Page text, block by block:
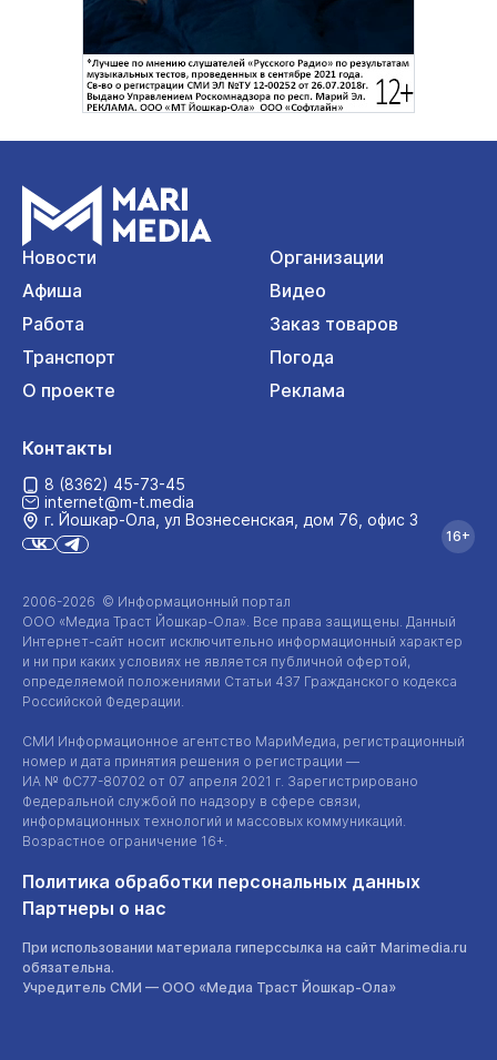
Новости
Организации
Афиша
Видео
Работа
Заказ товаров
Транспорт
Погода
О проекте
Реклама
2006-2026 © Информационный портал
ООО «Медиа Траст Йошкар-Ола» . Все права защищены. Данный
Интернет-сайт носит исключительно информационный характер
и ни при каких условиях не является публичной офертой,
определяемой положениями Статьи 437 Гражданского кодекса
Российской Федерации.
СМИ Информационное агентство МариМедиа, регистрационный
номер и дата принятия решения о регистрации —
ИА № ФС77-80702 от 07 апреля 2021 г. Зарегистрировано
Федеральной службой по надзору в сфере связи,
информационных технологий и массовых коммуникаций.
Возрастное ограничение 16+.
Политика обработки персональных данных
Партнеры о нас
При использовании материала гиперссылка на сайт Marimedia.ru
обязательна.
Учредитель СМИ — ООО «Медиа Траст Йошкар-Ола»
Контакты
8 (8362) 45-73-45
internet@m-t.media
г. Йошкар‑Ола, ул Вознесенская, дом 76, офис 3
16+